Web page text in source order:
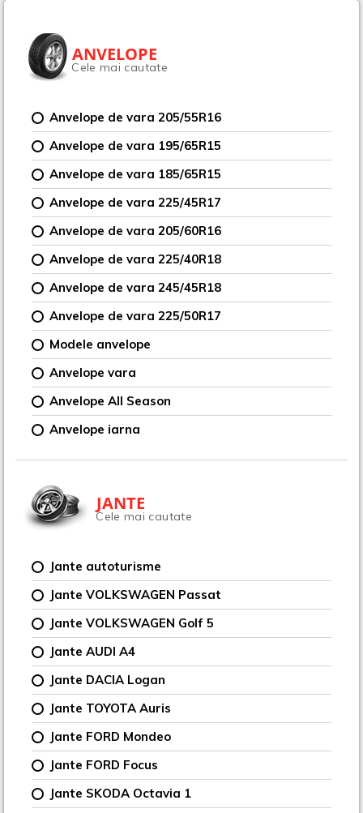
ANVELOPE
Cele mai cautate
Anvelope de vara 205/55R16
Anvelope de vara 195/65R15
Anvelope de vara 185/65R15
Anvelope de vara 225/45R17
Anvelope de vara 205/60R16
Anvelope de vara 225/40R18
Anvelope de vara 245/45R18
Anvelope de vara 225/50R17
Modele anvelope
Anvelope vara
Anvelope All Season
Anvelope iarna
JANTE
Cele mai cautate
Jante autoturisme
Jante VOLKSWAGEN Passat
Jante VOLKSWAGEN Golf 5
Jante AUDI A4
Jante DACIA Logan
Jante TOYOTA Auris
Jante FORD Mondeo
Jante FORD Focus
Jante SKODA Octavia 1